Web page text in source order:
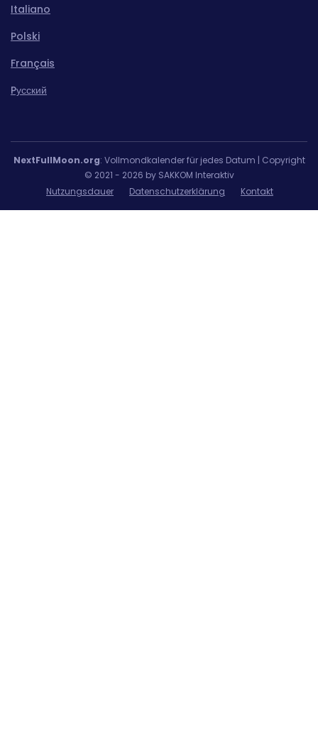
Italiano
Polski
Français
Pусский
NextFullMoon.org: Vollmondkalender für jedes Datum | Copyright
© 2021 - 2026 by SAKKOM Interaktiv
Nutzungsdauer
Datenschutzerklärung Kontakt